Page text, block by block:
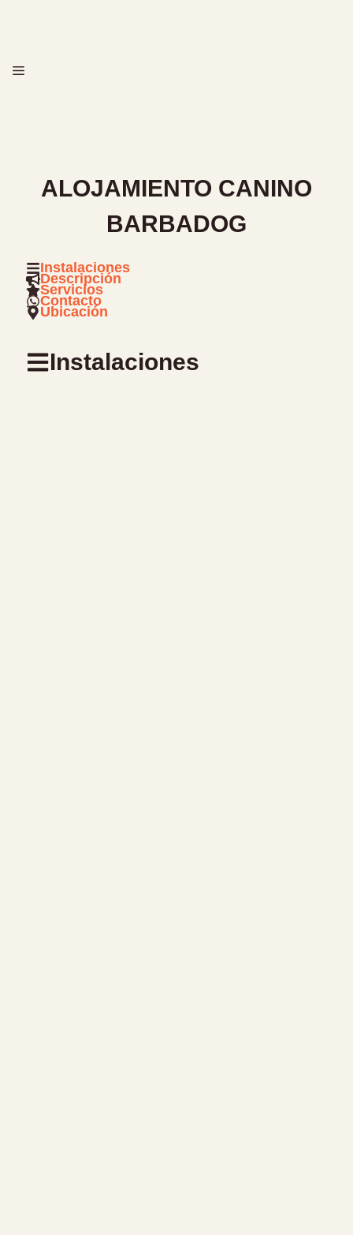
MENÚ
ALOJAMIENTO CANINO
BARBADOG
Instalaciones
Descripción
Servicios
Contacto
Ubicación
Instalaciones